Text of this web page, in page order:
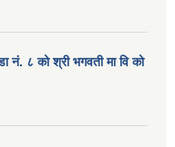
नं. ८ को श्री भगवती मा वि को